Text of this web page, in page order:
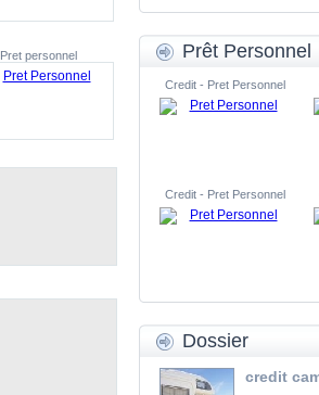
Pret personnel Prêt Personnel
Credit - Pret Personnel
Credit - Pret Personnel
Dossier
credit